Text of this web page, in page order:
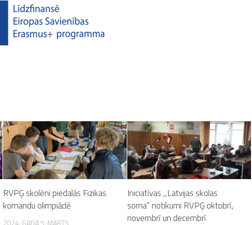
RVPĢ skolēni piedalās Fizikas
komandu olimpiādē
Iniciatīvas ,,Latvijas skolas
soma” notikumi RVPĢ oktobrī,
novembrī un decembrī